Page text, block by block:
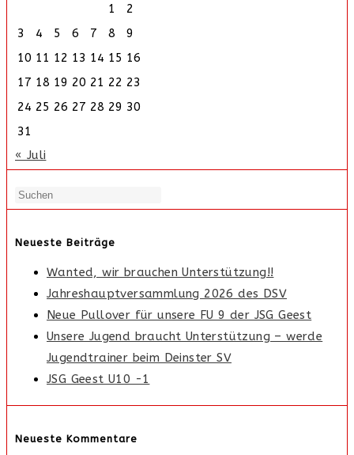
1
2
3
4 5 6 7 8
9
10 11 12 13 14 15 16
17 18 19 20 21 22 23
24 25 26 27 28 29 30
31
« Juli
Neueste Beiträge
Wanted, wir brauchen Unterstützung!!
Jahreshauptversammlung 2026 des DSV
Neue Pullover für unsere FU 9 der JSG Geest
Unsere Jugend braucht Unterstützung – werde
Jugendtrainer beim Deinster SV
JSG Geest U10 -1
Neueste Kommentare